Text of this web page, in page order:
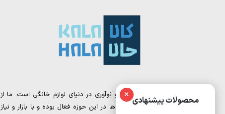
× محصولات پیشنهادی
کالا حالا، نقطه تلاقی تجربه و نوآوری در دنیای لوازم خانگی است. ما از
تیمی تشکیل شده‌ایم که سال‌ها در این حوزه فعال بوده و با بازار و نیاز